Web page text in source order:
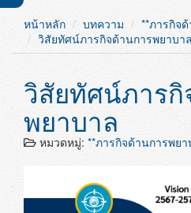
หน้าหลัก บทความ
**ภารกิจ
วิสัยทัศน์ภารกิจด้านการพยาบาล
วิสัยทัศน์ภาร
พยาบาล
หมวดหมู่: **ภารกิจด้านการพยา